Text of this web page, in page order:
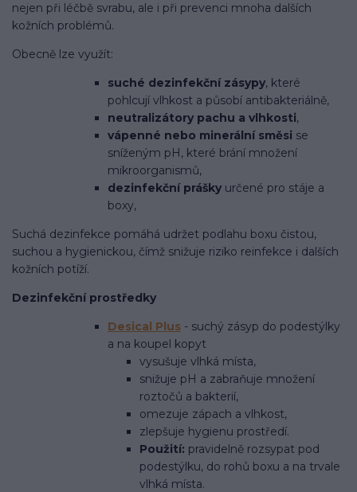
nejen při léčbě svrabu, ale i při prevenci mnoha dalších
kožních problémů.
Obecně lze využít:
suché dezinfekční zásypy, které
pohlcují vlhkost a působí antibakteriálně,
neutralizátory pachu a vlhkosti,
vápenné nebo minerální směsi se
sníženým pH, které brání množení
mikroorganismů,
dezinfekční prášky určené pro stáje a
boxy,
Suchá dezinfekce pomáhá udržet podlahu boxu čistou,
suchou a hygienickou, čímž snižuje riziko reinfekce i dalších
kožních potíží.
Dezinfekční prostředky
Desical Plus - suchý zásyp do podestýlky
a na koupel kopyt
vysušuje vlhká místa,
snižuje pH a zabraňuje množení
roztočů a bakterií,
omezuje zápach a vlhkost,
zlepšuje hygienu prostředí.
Použití: pravidelně rozsypat pod
podestýlku, do rohů boxu a na trvale
vlhká místa.